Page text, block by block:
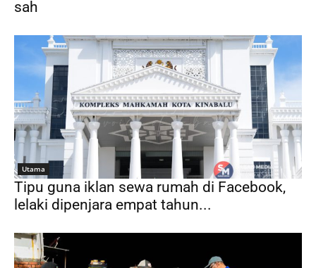
sah
Utama
Tipu guna iklan sewa rumah di Facebook,
lelaki dipenjara empat tahun...